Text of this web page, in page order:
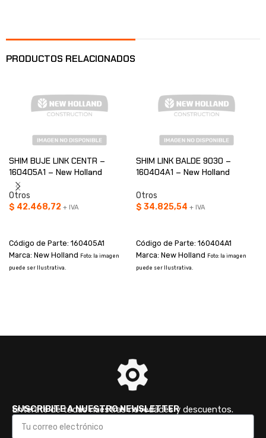
PRODUCTOS RELACIONADOS
SHIM BUJE LINK CENTR –
160405A1 – New Holland
Otros
$ 42.468,72 + IVA
Código de Parte: 160405A1
Marca: New Holland Foto: la imagen
puede ser Ilustrativa.
SHIM LINK BALDE 9030 –
160404A1 – New Holland
Otros
$ 34.825,54 + IVA
Código de Parte: 160404A1
Marca: New Holland Foto: la imagen
puede ser Ilustrativa.
SUSCRIBITE A NUESTRO NEWSLETTER
Enterate de todas nuestras novedades y descuentos.